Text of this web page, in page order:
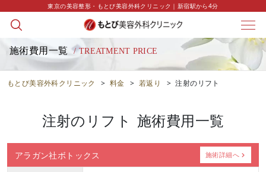
東京の美容整形・もとび美容外科クリニック｜新宿駅から4分
施術費用一覧 / TREATMENT PRICE
もとび美容外科クリニック > 料金 > 若返り > 注射のリフト
注射のリフト 施術費用一覧
アラガン社ボトックス 施術詳細へ